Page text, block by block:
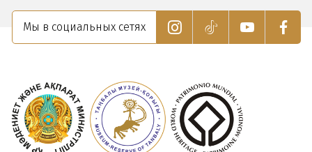
возможности»
Мы в социальных сетях